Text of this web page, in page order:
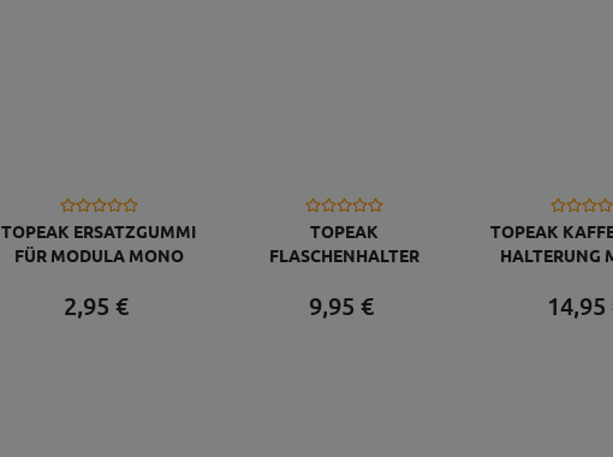
TOPEAK ERSATZGUMMI
FÜR MODULA MONO
2,95 €
TOPEAK
FLASCHENHALTER
9,95 €
TOPEAK
HALTERUNG
14,95